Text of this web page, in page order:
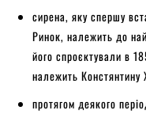
сирена, яку спершу
Ринок, належить до
його спроєктували в
належить Констянтину
протягом деякого